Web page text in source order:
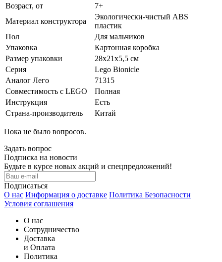
Возраст, от
7+
Материал конструктора
Экологически-чистый ABS
пластик
Пол
Для мальчиков
Упаковка
Картонная коробка
Размер упаковки
28х21х5,5 см
Серия
Lego Bionicle
Аналог Лего
71315
Совместимость с LEGO
Полная
Инструкция
Есть
Страна-производитель
Китай
Пока не было вопросов.
Задать вопрос
Подписка на новости
Будьте в курсе новых акций и спецпредложений!
Подписаться
О нас Информация о доставке Политика Безопасности
Условия соглашения
О нас
Сотрудничество
Доставка
и Оплата
Политика